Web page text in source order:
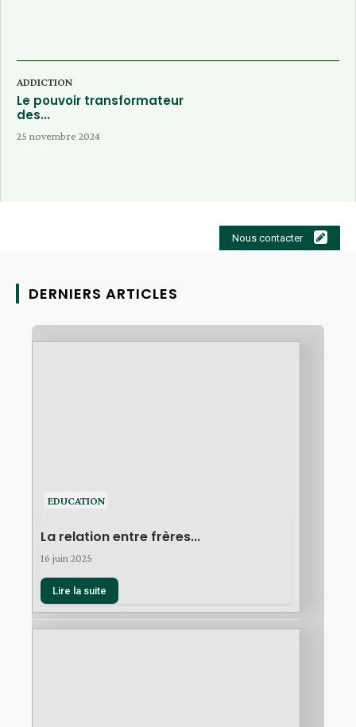
ADDICTION
Le pouvoir transformateur
des...
25 novembre 2024
Nous contacter
DERNIERS ARTICLES
EDUCATION
La relation entre frères...
16 juin 2025
Lire la suite